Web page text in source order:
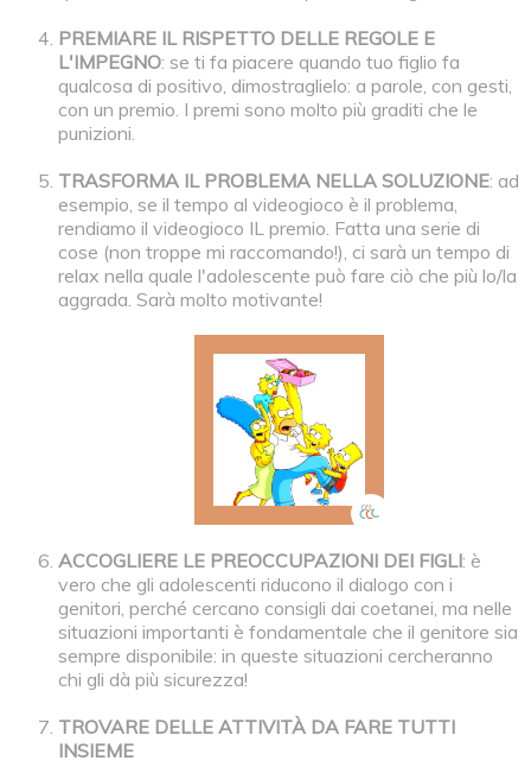
PREMIARE IL RISPETTO DELLE REGOLE E
L'IMPEGNO: se ti fa piacere quando tuo figlio fa
qualcosa di positivo, dimostraglielo: a parole, con gesti,
con un premio. I premi sono molto più graditi che le
punizioni.
TRASFORMA IL PROBLEMA NELLA SOLUZIONE: ad
esempio, se il tempo al videogioco è il problema,
rendiamo il videogioco IL premio. Fatta una serie di
cose (non troppe mi raccomando!), ci sarà un tempo di
relax nella quale l'adolescente può fare ciò che più lo/la
aggrada. Sarà molto motivante!
ACCOGLIERE LE PREOCCUPAZIONI DEI FIGLI: è
vero che gli adolescenti riducono il dialogo con i
genitori, perché cercano consigli dai coetanei, ma nelle
situazioni importanti è fondamentale che il genitore sia
sempre disponibile: in queste situazioni cercheranno
chi gli dà più sicurezza!
TROVARE DELLE ATTIVITÀ DA FARE TUTTI
INSIEME